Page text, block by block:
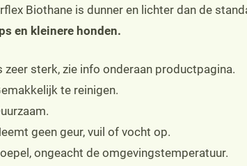
tot
€39,50
Biothane is dunner en lichter dan de
en kleinere honden.
zeer sterk, zie info onderaan productpagina.
te reinigen.
geen geur, vuil of vocht op.
ongeacht de omgevingstemperatuur.